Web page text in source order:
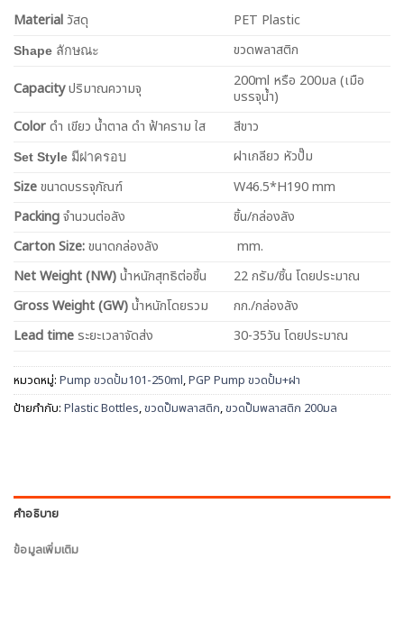
Material วัสดุ PET Plastic
Shape ลักษณะ ขวดพลาสติก
Capacityปริมาณความจุ
200ml หรือ 200มล (เมือ
บรรจุน้ำ)
Colorดำ เขียว น้ำตาล ดำ ฟ้าคราม ใส สีขาว
Set Style มีฝาครอบ
ฝาเกลียว หัวปั๊ม
Sizeขนาดบรรจุภัณฑ์
W46.5*H190 mm
Packingจำนวนต่อลัง
ชิ้น/กล่องลัง
Carton Size:ขนาดกล่องลัง
mm.
NetWeight (NW)น้ำหนักสุทธิต่อชิ้น
22 กรัม/ชิ้น โดยประมาณ
Gross Weight (GW)น้ำหนักโดยรวม
กก./กล่องลัง
Lead time ระยะเวลาจัดส่ง 30-35วัน โดยประมาณ
หมวดหมู่: Pump ขวดปั้ม101-250ml,PGP Pump ขวดปั้ม+ฝา
ป้ายกำกับ: Plastic Bottles,ขวดปั๊มพลาสติก,ขวดปั๊มพลาสติก 200มล
คำอธิบาย
ข้อมูลเพิ่มเติม